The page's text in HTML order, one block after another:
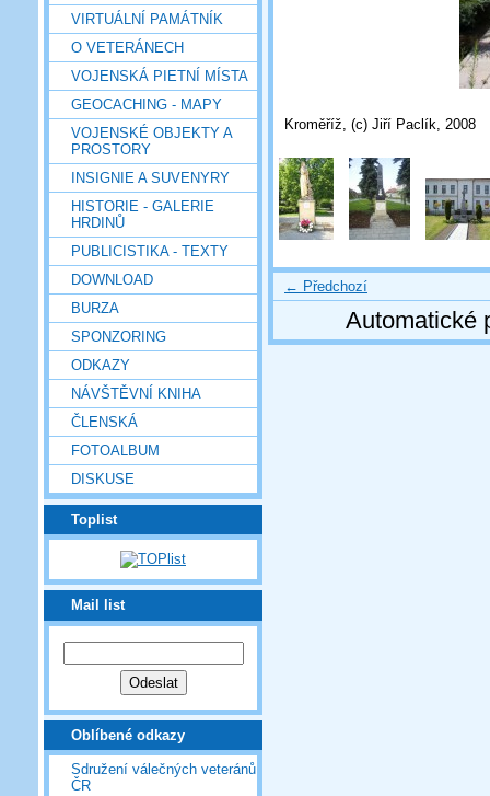
VIRTUÁLNÍ PAMÁTNÍK
O VETERÁNECH
VOJENSKÁ PIETNÍ MÍSTA
GEOCACHING - MAPY
VOJENSKÉ OBJEKTY A
PROSTORY
INSIGNIE A SUVENYRY
HISTORIE - GALERIE
HRDINŮ
PUBLICISTIKA - TEXTY
DOWNLOAD
BURZA
SPONZORING
ODKAZY
NÁVŠTĚVNÍ KNIHA
ČLENSKÁ
FOTOALBUM
DISKUSE
Toplist
Mail list
Oblíbené odkazy
Sdružení válečných veteránů
ČR
Kroměříž, (c) Jiří Paclík, 2008
← Předchozí
Automatické